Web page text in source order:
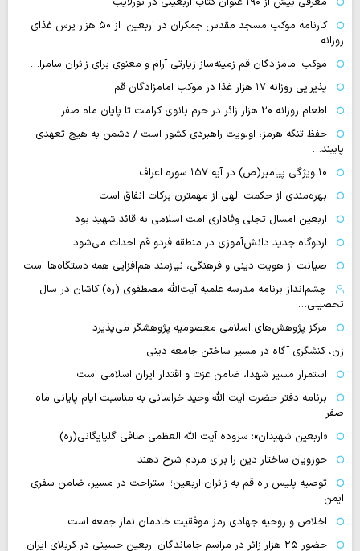
کارنامه موکب مسجد مقدس جمکران در اربعین؛ از ۵۰ هزار پرس غذای
روزانه…
موکب امامزادگان قم زمینه‌ساز زیارتی آرام و معنوی برای زائران سامرا…
پذیرایی روزانه ۱۷ هزار غذا در موکب امامزادگان قم
اطعام روزانه ۲۰ هزار زائر در حرم بانوی کرامت تا پایان ماه صفر
حفظ تنگه هرمز، اولویت راهبردی کشور است / دشمن به هیچ تعهدی
پایبند…
۱۰ ویژگی پیامبر(ص) در آیه ۱۵۷ سوره اعراف
بهره‌مندی از حکمت الهی از مهمترن برکات انفاق است
اربعین امسال تجلی وفاداری امت اسلامی به قائد شهید بود
اردوگاه جدید دانش‌آموزی در منطقه فردو قم احداث می‌شود
صیانت از هویت دینی و فرهنگی، نیازمند هم‌افزایی همه دستگاه‌ها است
چشم‌انداز برنامه مدرسه علمیه آیت‌الله مصطفوی (ره) کاشان در سال
تحصیلی…
مرکز پژوهش‌های اسلامی معصومیه پژوهشگر می‌پذیرد
زن، کنشگری آگاه در مسیر ساختن جامعه دینی
استمرار مسیر شهدا، ضامن عزت و اقتدار ایران اسلامی است
برنامه دفتر حضرت آیت الله وحید خراسانی به مناسبت ایام پایانی ماه
صفر
«اربعین شهیدان»؛ سروده آیت الله العظمی صافی گلپایگانی(ره)
حوزویان ساختار دین را برای مردم شرح دهند
توصیه پلیس راه قم به زائران اربعین؛ استراحت در مسیر، ضامن سفری
ایمن
اخلاص و روحیه جهادی رمز موفقیت خادمان نماز جمعه است
حضور ۲۵ هزار زائر در مراسم جاماندگان اربعین حسینی در کربلای ایران